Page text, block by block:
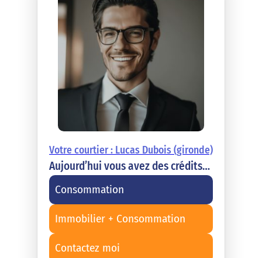
Votre courtier : Lucas Dubois (gironde)
Aujourd’hui vous avez des crédits…
Consommation
Immobilier + Consommation
Contactez moi